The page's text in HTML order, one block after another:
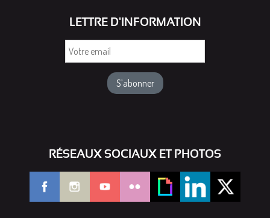
LETTRE D'INFORMATION
RÉSEAUX SOCIAUX ET PHOTOS